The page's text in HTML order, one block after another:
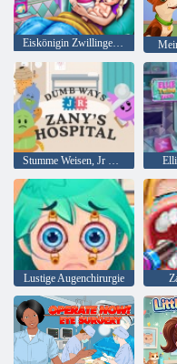
Eiskönigin Zwillinge Geburt
Stumme Weisen, Jr Zanys Krankenhaus
Lustige Augenchirurgie